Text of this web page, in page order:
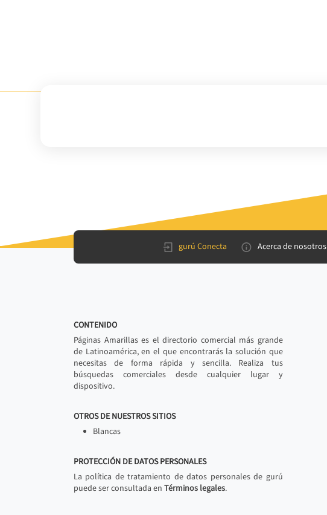
gurú Conecta Acerca de nosotros
CONTENIDO
Páginas Amarillas es el directorio comercial más grande
de Latinoamérica, en el que encontrarás la solución que
necesitas de forma rápida y sencilla. Realiza tus
búsquedas comerciales desde cualquier lugar y
dispositivo.
OTROS DE NUESTROS SITIOS
Blancas
PROTECCIÓN DE DATOS PERSONALES
La política de tratamiento de datos personales de gurú
puede ser consultada en Términos legales.